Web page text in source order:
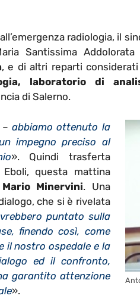
radiologia, il
Santissima
, e di altri reparti
laboratorio di
di Salerno.
–abbiamo ottenuto la
impegno preciso al
». Quindi trasferta
questa mattina
Mario Minervini. Una
che si è rivelata
puntato sulla
finendo così, come
il nostro ospedale e la
ed il confronto,
garantito attenzione
».